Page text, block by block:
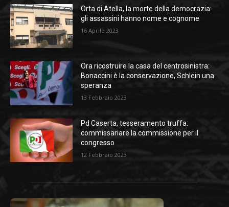
Orta di Atella, la morte della democrazia:
gli assassini hanno nome e cognome
16 Aprile 2023
Ora ricostruire la casa del centrosinistra:
Bonaccini è la conservazione, Schlein una
speranza
13 Febbraio 2023
Pd Caserta, tesseramento truffa:
commissariare la commissione per il
congresso
12 Febbraio 2023